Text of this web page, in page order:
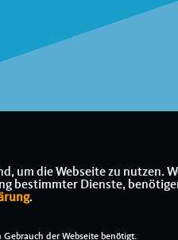
um die Webseite zu
bestimmter Dienste,
.
der Webseite benötigt.